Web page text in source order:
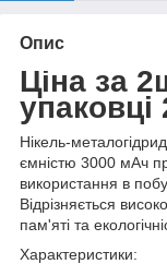
Опис
Ціна за
упаковці
Нікель-
ємністю 3000 мАч
використання в
Відрізняється
пам'яті та
Характеристики: